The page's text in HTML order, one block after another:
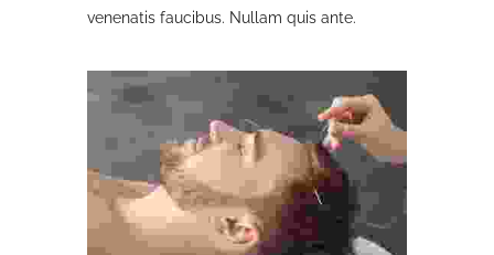
venenatis faucibus. Nullam quis ante.